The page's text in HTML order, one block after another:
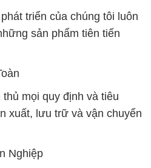
triển của chúng tôi luôn
sản phẩm tiên tiến
mọi quy định và tiêu
xuất, lưu trữ và vận chuyển
Nghiệp